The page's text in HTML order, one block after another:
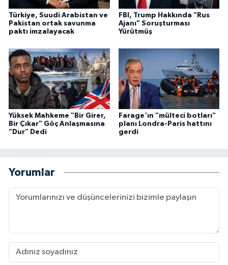
Türkiye, Suudi Arabistan ve
Pakistan ortak savunma
paktı imzalayacak
FBI, Trump Hakkında "Rus
Ajanı" Soruşturması
Yürütmüş
Yüksek Mahkeme "Bir Girer,
Bir Çıkar" Göç Anlaşmasına
"Dur" Dedi
Farage'ın "mülteci botları"
planı Londra-Paris hattını
gerdi
Yorumlar